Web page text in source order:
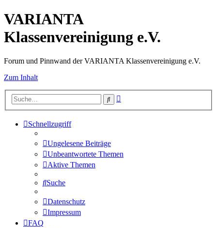
VARIANTA
Klassenvereinigung e.V.
Forum und Pinnwand der VARIANTA Klassenvereinigung e.V.
Zum Inhalt
Suche
Schnellzugriff
Ungelesene Beiträge
Unbeantwortete Themen
Aktive Themen
Suche
Datenschutz
Impressum
FAQ